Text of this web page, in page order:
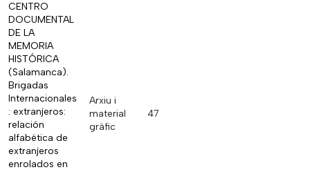
CENTRO
DOCUMENTAL
DE LA
MEMORIA
HISTÓRICA
(Salamanca).
Brigadas
Internacionales
: extranjeros:
relación
alfabética de
extranjeros
enrolados en
Arxiu i
material
gràfic
47